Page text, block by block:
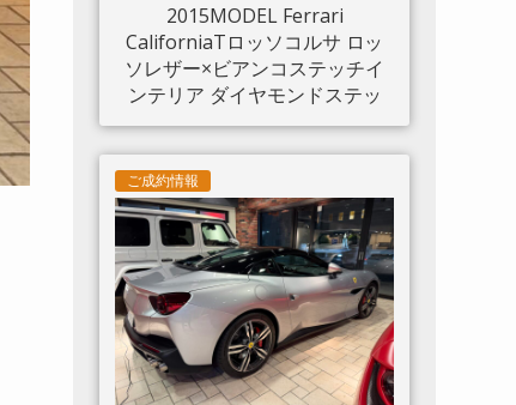
2015MODEL Ferrari
CaliforniaTロッソコルサ ロッ
ソレザー×ビアンコステッチイ
ンテリア ダイヤモンドステッ
チシート LED付きカーボンド
ライバーゾーン カーボンセン
タートンネル ダッシュボード
インサートパネル×カーボン ク
ロームフロントグリル S/Fシー
ルド 20“鍛造AW入庫しまし
た。
ご成約情報